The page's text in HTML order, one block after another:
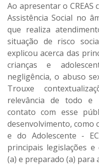
Ao apresentar o CREAS
Assistência Social no
que realiza
situação de risco
explicou acerca das
crianças e
negligência, o abuso
Trouxe
relevância de todo e
contato com esse
desenvolvimento, como
e do Adolescente -
principais legislações e
(a) e preparado (a) para